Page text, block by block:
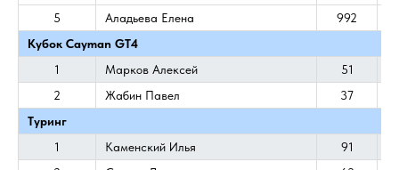
5
Аладьева Елена
992
Кубок Cayman GT4
1
Марков Алексей
51
2
Жабин Павел
37
Туринг
1
Каменский Илья
91